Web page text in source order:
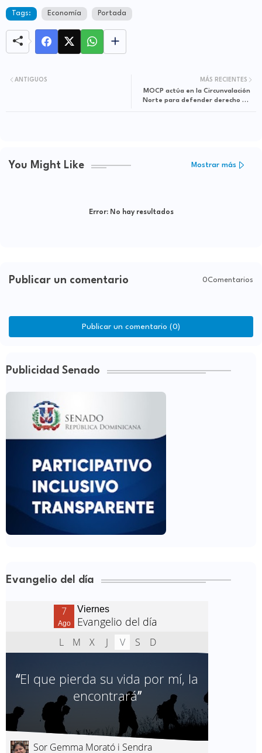
Tags: Economía Portada
MÁS RECIENTES
MOCP actúa en la Circunvalación
Norte para defender derecho de
ANTIGUOS
You Might Like Mostrar más
Error:No hay resultados
Publicar un comentario 0Comentarios
Publicar un comentario (0)
Publicidad Senado
Evangelio del día